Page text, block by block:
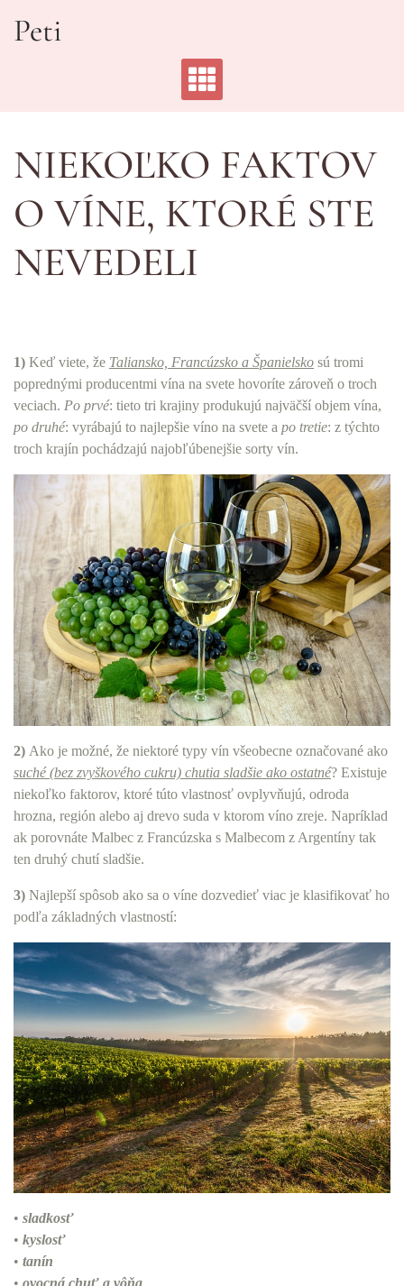
Peti
NIEKOĽKO FAKTOV
O VÍNE, KTORÉ STE
NEVEDELI
1) Keď viete, že Taliansko, Francúzsko a Španielsko sú tromi
poprednými producentmi vína na svete hovoríte zároveň o troch
veciach. Po prvé: tieto tri krajiny produkujú najväčší objem vína,
po druhé: vyrábajú to najlepšie víno na svete a po tretie: z týchto
troch krajín pochádzajú najobľúbenejšie sorty vín.
2) Ako je možné, že niektoré typy vín všeobecne označované ako
suché (bez zvyškového cukru) chutia sladšie ako ostatné? Existuje
niekoľko faktorov, ktoré túto vlastnosť ovplyvňujú, odroda
hrozna, región alebo aj drevo suda v ktorom víno zreje. Napríklad
ak porovnáte Malbec z Francúzska s Malbecom z Argentíny tak
ten druhý chutí sladšie.
3) Najlepší spôsob ako sa o víne dozvedieť viac je klasifikovať ho
podľa základných vlastností:
• sladkosť
• kyslosť
• tanín
• ovocná chuť a vôňa